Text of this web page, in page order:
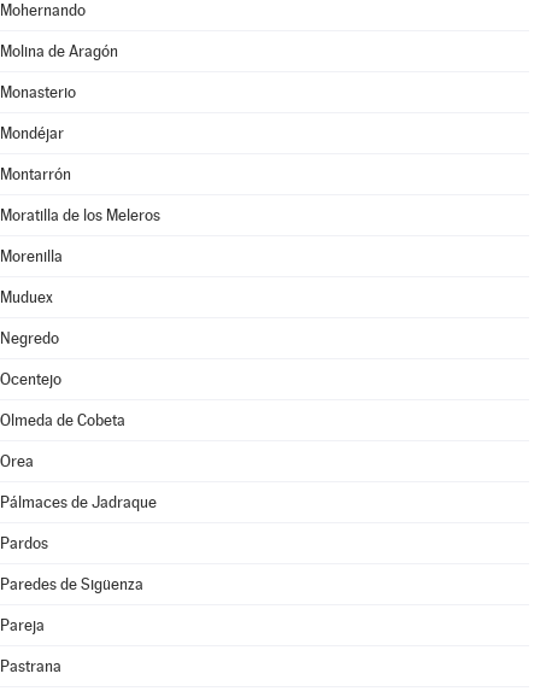
Mohernando
Molina de Aragón
Monasterio
Mondéjar
Montarrón
Moratilla de los Meleros
Morenilla
Muduex
Negredo
Ocentejo
Olmeda de Cobeta
Orea
Pálmaces de Jadraque
Pardos
Paredes de Sigüenza
Pareja
Pastrana